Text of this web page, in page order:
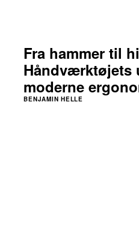
Fra hammer til
Håndværktøjets
moderne
BENJAMIN HELLE